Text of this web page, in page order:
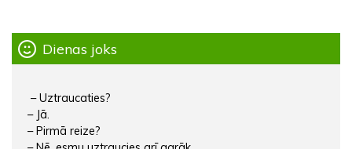
Dienas joks
– Uztraucaties?
– Jā.
– Pirmā reize?